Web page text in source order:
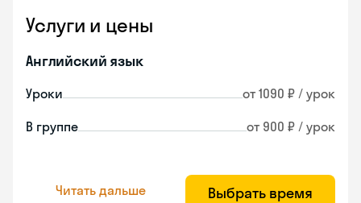
Услуги и цены
Английский язык
Уроки от 1090 ₽ / урок
В группе от 900 ₽ / урок
Читать дальше Выбрать время